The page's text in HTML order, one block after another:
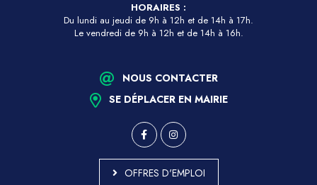
HORAIRES :
Du lundi au jeudi de 9h à 12h et de 14h à 17h.
Le vendredi de 9h à 12h et de 14h à 16h.
NOUS CONTACTER
SE DÉPLACER EN MAIRIE
OFFRES D'EMPLOI